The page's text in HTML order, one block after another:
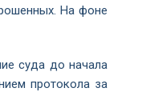
На фоне
суда до начала
протокола за